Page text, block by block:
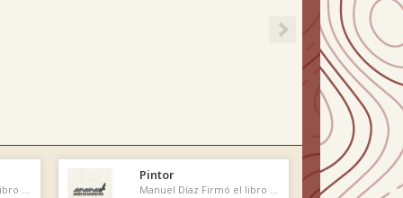
Manuel Díaz Firmó el libro de cumbre
Pintor
Manuel Díaz Firmó el libro de cumbre